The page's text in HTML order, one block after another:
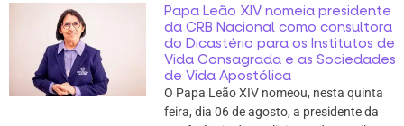
Papa Leão XIV nomeia presidente
da CRB Nacional como consultora
do Dicastério para os Institutos de
Vida Consagrada e as Sociedades
de Vida Apostólica
O Papa Leão XIV nomeou, nesta quinta
feira, dia 06 de agosto, a presidente da